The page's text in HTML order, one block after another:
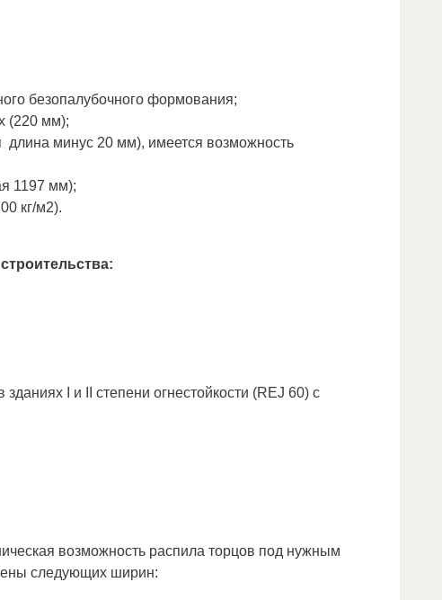
безопалубочного формования;
(220 мм);
минус 20 мм), имеется возможность
1197 мм);
кг/м2).
зданиях
и II степени огнестойкости (REJ 60) с
возможность распила торцов под нужным
следующих ширин: